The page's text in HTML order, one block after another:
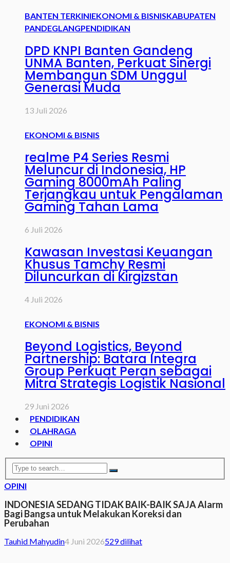
BANTEN TERKINIEKONOMI & BISNISKABUPATEN
PANDEGLANGPENDIDIKAN
DPD KNPI Banten Gandeng
UNMA Banten, Perkuat Sinergi
Membangun SDM Unggul
Generasi Muda
13 Juli 2026
EKONOMI & BISNIS
realme P4 Series Resmi
Meluncur di Indonesia, HP
Gaming 8000mAh Paling
Terjangkau untuk Pengalaman
Gaming Tahan Lama
6 Juli 2026
Kawasan Investasi Keuangan
Khusus Tamchy Resmi
Diluncurkan di Kirgizstan
4 Juli 2026
EKONOMI & BISNIS
Beyond Logistics, Beyond
Partnership: Batara Integra
Group Perkuat Peran sebagai
Mitra Strategis Logistik Nasional
29 Juni 2026
PENDIDIKAN
OLAHRAGA
OPINI
OPINI
INDONESIA SEDANG TIDAK BAIK-BAIK SAJA Alarm
Bagi Bangsa untuk Melakukan Koreksi dan
Perubahan
Tauhid Mahyudin4 Juni 2026529 dilihat